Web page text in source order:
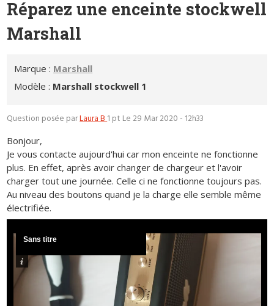
Réparez une enceinte stockwell
Marshall
Marque : Marshall
Modèle : Marshall stockwell 1
Question posée parLaura B1 pt Le 29 Mar 2020 - 12h33
Bonjour,
Je vous contacte aujourd'hui car mon enceinte ne fonctionne
plus. En effet, après avoir changer de chargeur et l'avoir
charger tout une journée. Celle ci ne fonctionne toujours pas.
Au niveau des boutons quand je la charge elle semble même
électrifiée.
Sans titre